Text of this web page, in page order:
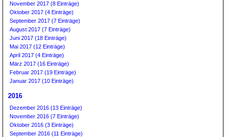
November 2017 (8 Einträge)
Oktober 2017 (4 Einträge)
September 2017 (7 Einträge)
August 2017 (7 Einträge)
Juni 2017 (18 Einträge)
Mai 2017 (12 Einträge)
April 2017 (4 Einträge)
März 2017 (16 Einträge)
Februar 2017 (19 Einträge)
Januar 2017 (10 Einträge)
2016
Dezember 2016 (13 Einträge)
November 2016 (7 Einträge)
Oktober 2016 (3 Einträge)
September 2016 (11 Einträge)